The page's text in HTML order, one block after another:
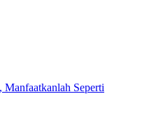
Seperti